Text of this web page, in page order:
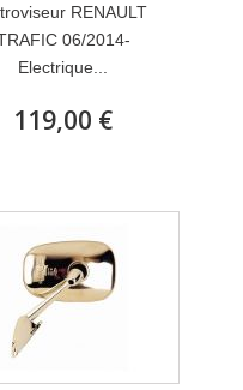
RENAULT
06/2014-
Electrique...
119,00 €